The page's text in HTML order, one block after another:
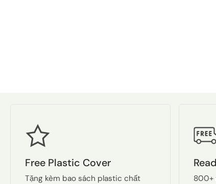
Free Plastic Cover
Tặng kèm bao sách plastic chất
800+